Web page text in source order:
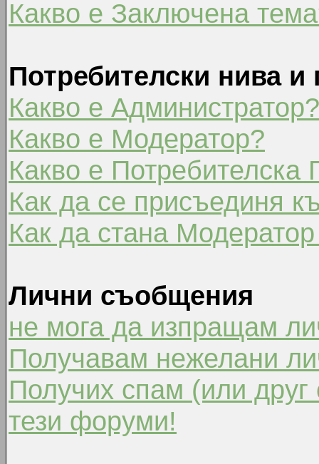
Какво е Заключена
Потребителски нива и
Какво е Администратор?
Какво е Модератор?
Какво е Потребителска
Как да се присъединя
Как да стана
Лични съобщения
не мога да изпращам
Получавам нежелани
Получих спам (или
тези форуми!